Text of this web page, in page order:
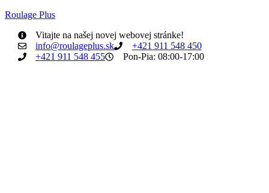
Roulage Plus
Vitajte na našej novej webovej stránke!
info@roulageplus.sk
+421 911 548 450
+421 911 548 455
Pon-Pia: 08:00-17:00